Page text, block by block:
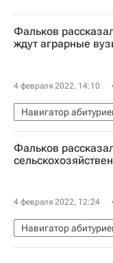
Фальков
ждут аграрные
4 февраля 2022, 14:10
Навигатор
Фальков
4 февраля 2022, 12:24
Навигатор
Валерий Фальков